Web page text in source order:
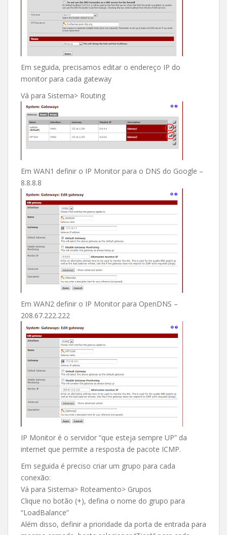
Em seguida, precisamos editar o endereço IP do
monitor para cada gateway
Vá para Sistema> Routing
Em WAN1 definir o IP Monitor para o DNS do Google –
8.8.8.8
Em WAN2 definir o IP Monitor para OpenDNS –
208.67.222.222
IP Monitor é o servidor “que esteja sempre UP” da
internet que permite a resposta de pacote ICMP.
Em seguida é preciso criar um grupo para cada
conexão:
Vá para Sistema> Roteamento> Grupos
Clique no botão (+), defina o nome do grupo para
“LoadBalance”
Além disso, definir a prioridade da porta de entrada para